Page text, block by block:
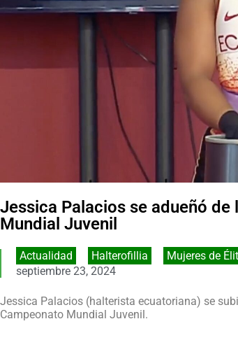
Jessica Palacios se adueñó
Mundial Juvenil
Actualidad Halterofillia Mujeres de
septiembre 23, 2024
Jessica Palacios (halterista ecuatoriana) se
Campeonato Mundial Juvenil.